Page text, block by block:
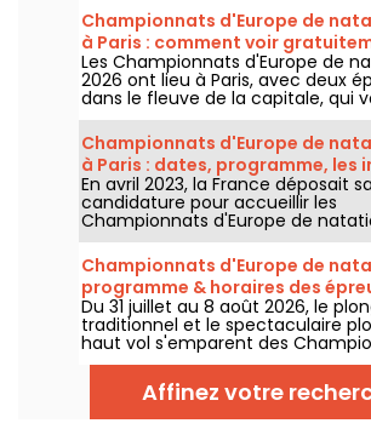
Championnats d'Europe de
à Paris : comment voir
certaines épreuves ?
Les Championnats d'Europe de
2026 ont lieu à Paris, avec deux
dans le fleuve de la capitale, qui
plus accessibles au grand public
observer les compétitions en eau
plongeon de haut vol, au mois
prochain ?
Championnats d'Europe de
à Paris : dates, programme, les
compétition
En avril 2023, la France déposait sa
candidature pour accueillir les
Championnats d'Europe de
2026. Du 31 juillet au 16 août, le
Aquatique Olympique vous
encourager nos nageurs. Voici
informations à connaître sur la
et les épreuves !
Championnats d'Europe de
programme & horaires des
plongeon et de haut vol
Du 31 juillet au 8 août 2026, le
traditionnel et le spectaculaire
haut vol s'emparent des
d'Europe de natation. Entre le
olympique de Saint-Denis et le
naturel de la Seine, les meilleurs
du continent vont s'élancer pour
Affinez votre